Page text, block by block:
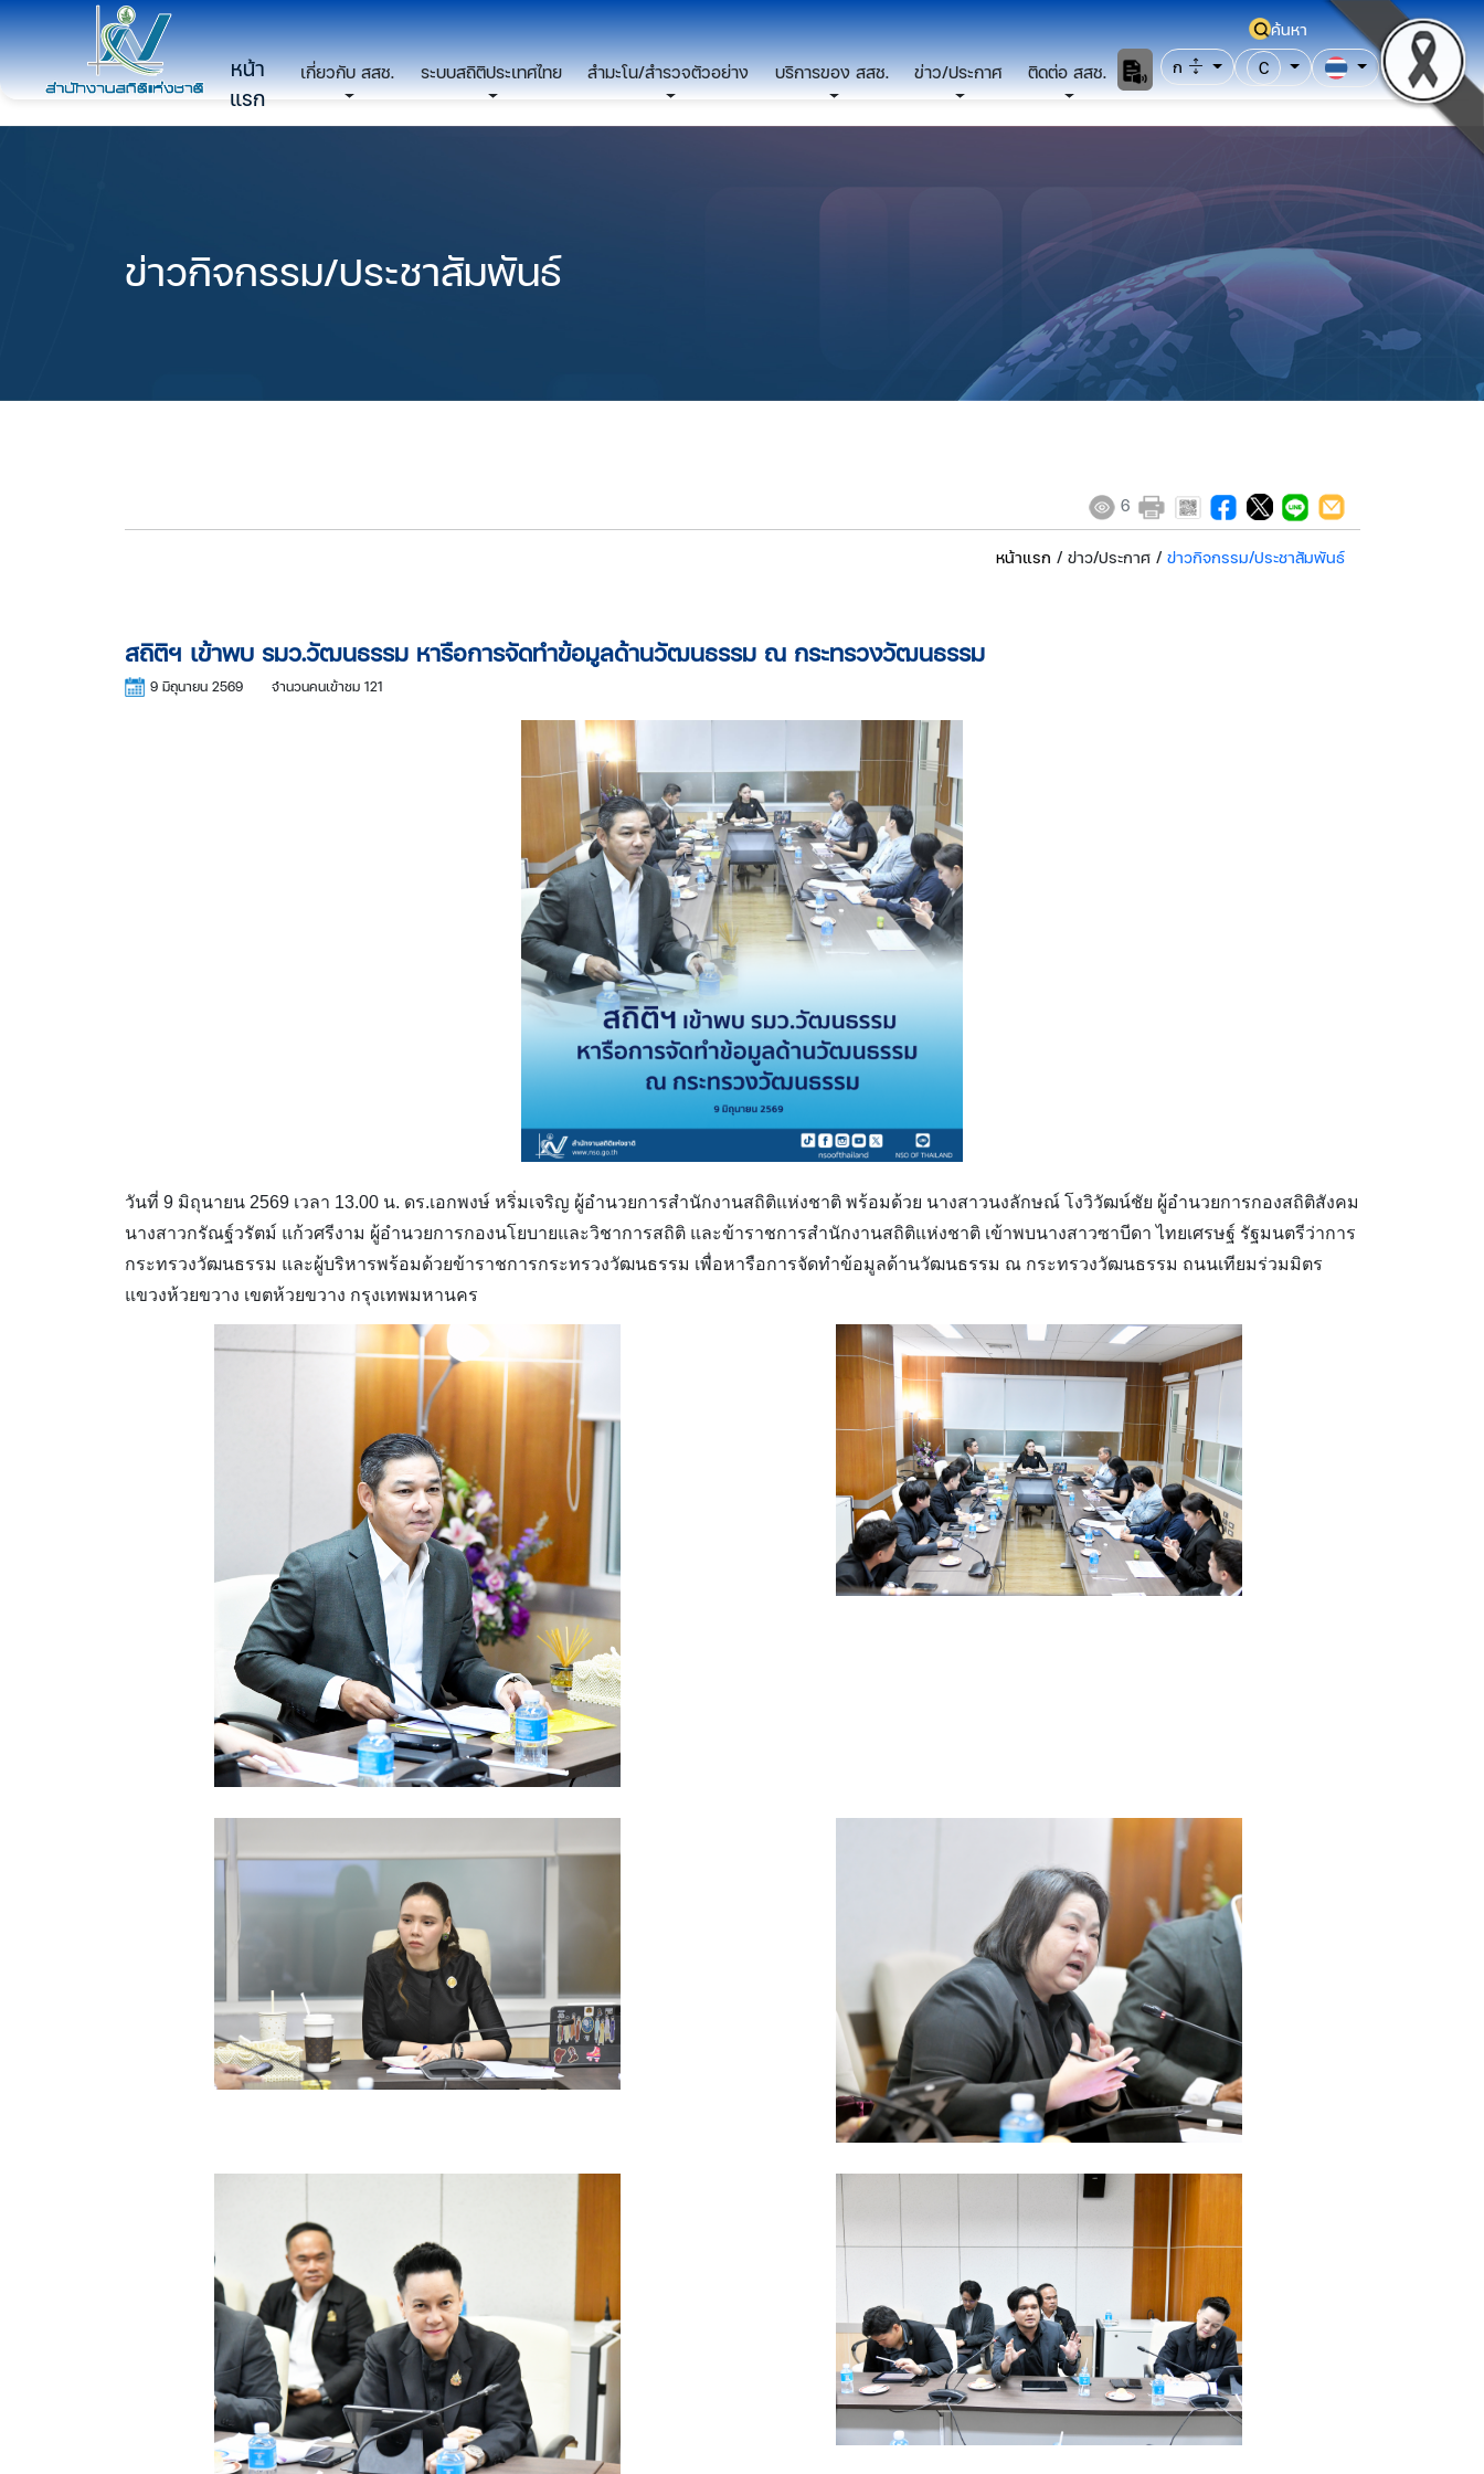
หน้า
แรก
เกี่ยวกับ สสช. ระบบสถิติประเทศไทย สำมะโน/สำรวจตัวอย่าง บริการของ สสช. ข่าว/ประกาศ ติดต่อ สสช.
ค้นหา
ก
C
ข่าวกิจกรรม/ประชาสัมพันธ์
6
หน้าแรก / ข่าว/ประกาศ / ข่าวกิจกรรม/ประชาสัมพันธ์
สถิติฯ เข้าพบ รมว.วัฒนธรรม หารือการจัดทำข้อมูลด้านวัฒนธรรม ณ กระทรวงวัฒนธรรม
9 มิถุนายน 2569 จำนวนคนเข้าชม 121
วันที่ 9 มิถุนายน 2569 เวลา 13.00 น. ดร.เอกพงษ์ หริ่มเจริญ ผู้อำนวยการสำนักงานสถิติแห่งชาติ พร้อมด้วย นางสาวนงลักษณ์ โงวิวัฒน์ชัย ผู้อำนวยการกองสถิติสังคม
นางสาวกรัณฐ์วรัตม์ แก้วศรีงาม ผู้อำนวยการกองนโยบายและวิชาการสถิติ และข้าราชการสำนักงานสถิติแห่งชาติ เข้าพบนางสาวซาบีดา ไทยเศรษฐ์ รัฐมนตรีว่าการ
กระทรวงวัฒนธรรม และผู้บริหารพร้อมด้วยข้าราชการกระทรวงวัฒนธรรม เพื่อหารือการจัดทำข้อมูลด้านวัฒนธรรม ณ กระทรวงวัฒนธรรม ถนนเทียมร่วมมิตร
แขวงห้วยขวาง เขตห้วยขวาง กรุงเทพมหานคร